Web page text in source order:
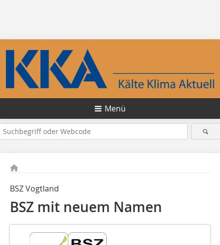
Menü
BSZ Vogtland
BSZ mit neuem Namen